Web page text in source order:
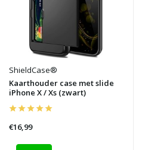
ShieldCase®
Kaarthouder case met slide
iPhone X / Xs (zwart)
€16,99